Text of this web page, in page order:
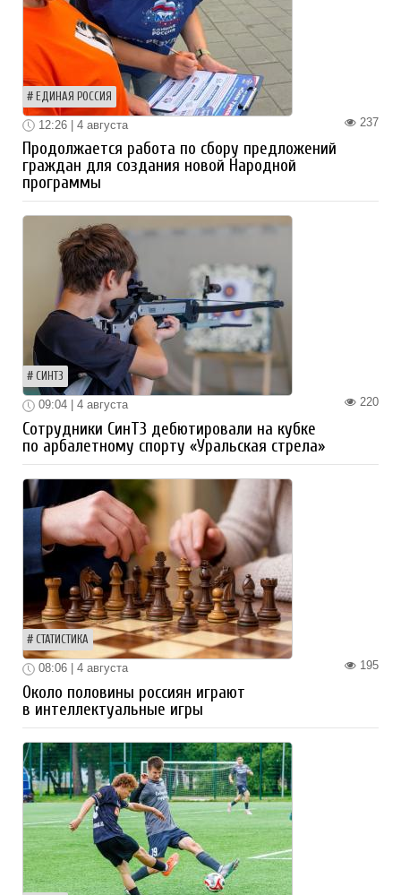
ЕДИНАЯ РОССИЯ
237
12:26 | 4 августа
Продолжается работа по сбору предложений
граждан для создания новой Народной
программы
СИНТЗ
220
09:04 | 4 августа
Сотрудники СинТЗ дебютировали на кубке
по арбалетному спорту «Уральская стрела»
СТАТИСТИКА
195
08:06 | 4 августа
Около половины россиян играют
в интеллектуальные игры